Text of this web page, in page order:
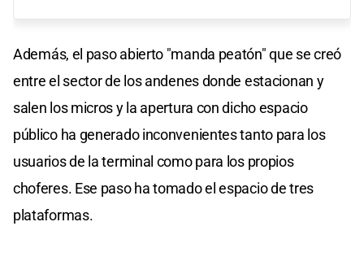
Además, el paso abierto "manda peatón" que se creó
entre el sector de los andenes donde estacionan y
salen los micros y la apertura con dicho espacio
público ha generado inconvenientes tanto para los
usuarios de la terminal como para los propios
choferes. Ese paso ha tomado el espacio de tres
plataformas.